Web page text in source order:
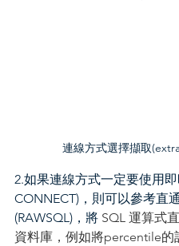
連線方式選擇擷取
2.如果連線方式一定要使用即
CONNECT)，則可以參考直
(RAWSQL)，將 SQL 運算式
資料庫，例如將percentile的